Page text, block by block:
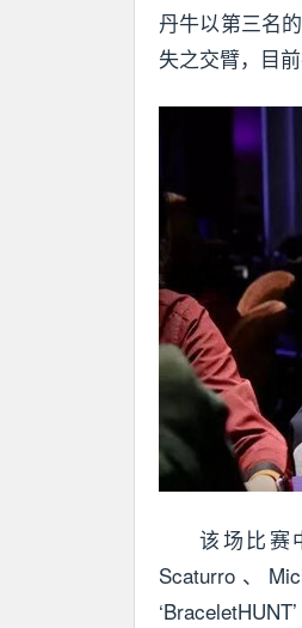
丹牛以第三名
失之交臂，目
该场比赛
Scaturro、